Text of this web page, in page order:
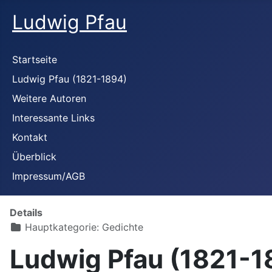
Ludwig Pfau
Startseite
Ludwig Pfau (1821-1894)
Weitere Autoren
Interessante Links
Kontakt
Überblick
Impressum/AGB
Details
Hauptkategorie: Gedichte
Ludwig Pfau (1821-